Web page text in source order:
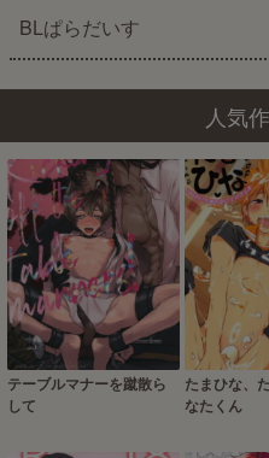
BLぱらだいす
人気
テーブルマナーを蹴散ら
して
たまひな、
なたくん